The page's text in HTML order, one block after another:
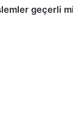
işlemler geçerli